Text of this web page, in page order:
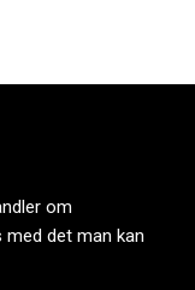
om
med det man kan